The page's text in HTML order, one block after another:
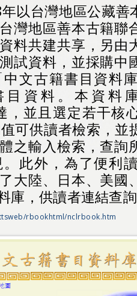
以台灣地區公藏善
灣地區善本古籍聯
料共建共享，另由
試資料，並採購中
文古籍書目資料
目資料。本資料
，並且選定若干核
可供讀者檢索，並
之輸入檢索，查詢
此外，為了便利
大陸、日本、美國
庫，供讀者連結查
rbookhtml/nclrbook.htm